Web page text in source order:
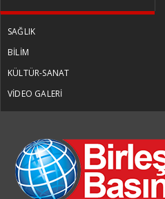
SAĞLIK
BİLİM
KÜLTÜR-SANAT
VİDEO GALERİ